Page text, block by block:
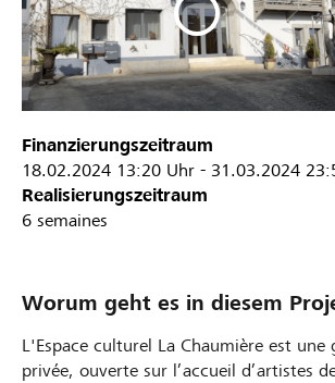
Finanzierungszeitraum
18.02.2024 13:20 Uhr - 31.03.2024
Realisierungszeitraum
6 semaines
Worum geht es in diesem
L'Espace culturel La Chaumière est une
privée, ouverte sur l’accueil d’artistes